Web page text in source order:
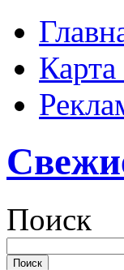
Карта
Поиск